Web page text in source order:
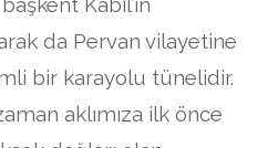
da Pervan vilayetine
bir karayolu tünelidir.
aklımıza ilk önce